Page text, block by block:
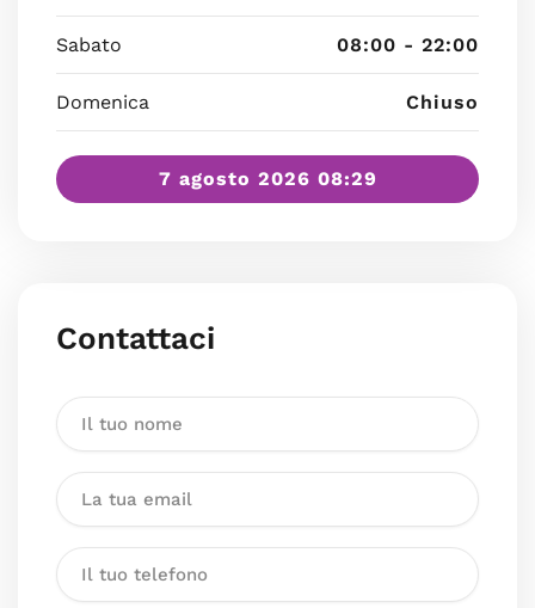
Sabato 08:00 - 22:00
Domenica Chiuso
7 agosto 2026 08:29
Contattaci